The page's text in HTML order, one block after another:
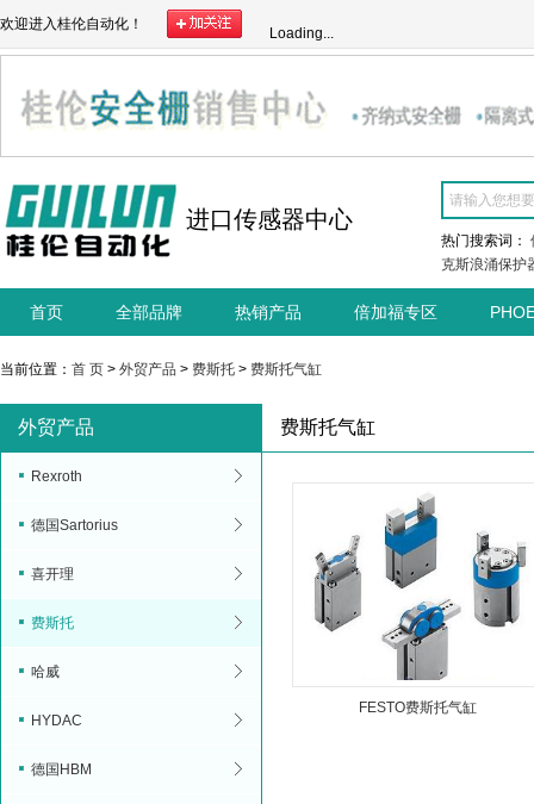
欢迎进入桂伦自动化！
Loading...
进口传感器中心
热门搜索词：
克斯浪涌保护
首页 全部品牌 热销产品 倍加福专区
当前位置： 首 页 > 外贸产品 > 费斯托 > 费斯托气缸
外贸产品
Rexroth
德国Sartorius
喜开理
费斯托
哈威
HYDAC
德国HBM
费斯托气缸
FESTO费斯托气缸